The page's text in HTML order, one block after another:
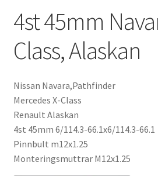
Kontakt / Info
Hjälp/FAQ
4st 45mm
Class, Alaskan
Nissan Navara,Pathfinder
Mercedes X-Class
Renault Alaskan
4st 45mm 6/114.3-66.1x6/114.3-66.1
Pinnbult m12x1.25
Monteringsmuttrar M12x1.25